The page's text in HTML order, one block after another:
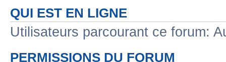
QUI EST EN LIGNE
Utilisateurs parcourant ce forum:
PERMISSIONS DU FORUM